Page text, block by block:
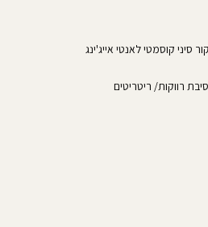
סיני קוסמטי לאנטי אייג'ינג
רווקות/ ריטריטים